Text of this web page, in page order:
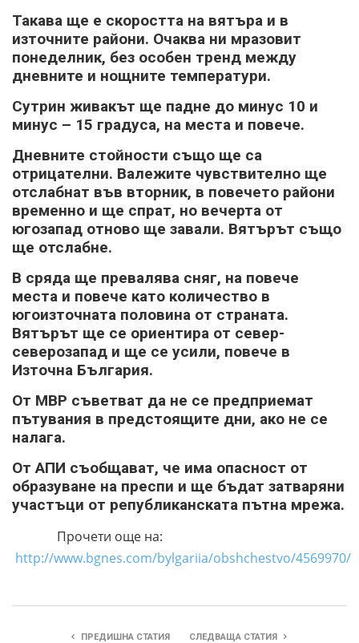
Такава ще е скоростта на вятъра и в
източните райони. Очаква ни мразовит
понеделник, без особен тренд между
дневните и нощните температури.
Сутрин живакът ще падне до минус 10 и
минус – 15 градуса, на места и повече.
Дневните стойности също ще са
отрицателни. Валежите чувствително ще
отслабнат във вторник, в повечето райони
временно и ще спрат, но вечерта от
югозапад отново ще завали. Вятърът също
ще отслабне.
В сряда ще превалява сняг, на повече
места и повече като количество в
югоизточната половина от страната.
Вятърът ще се ориентира от север-
северозапад и ще се усили, повече в
Източна България.
От МВР съветват да не се предприемат
пътувания в предстоящите дни, ако не се
налага.
От АПИ съобщават, че има опасност от
образуване на преспи и ще бъдат затваряни
участъци от републиканската пътна мрежа.
Прочети още на:
http://www.bgnes.com/bylgariia/obshchestvo/4569970/
ПРЕДИШНА СТАТИЯ СЛЕДВАЩА СТАТИЯ